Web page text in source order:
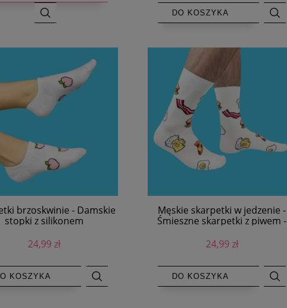
DO KOSZYKA
brzoskwinie - Damskie
stopki z silikonem
24,99 zł
KOSZYKA
Męskie skarpetki w jedzenie -
Śmieszne skarpetki z piwem -
24,99 zł
DO KOSZYKA